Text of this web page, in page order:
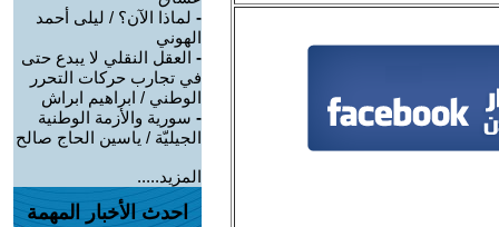
- لماذا الآن؟ / ليلى أحمد
الهوني
- العقل النقلي لا يبدع حتى
في تجارب حركات التحرر
الوطني / ابراهيم ابراش
- سورية والأزمة الوطنية
الجيليّة / ياسين الحاج صالح
المزيد.....
احدث الأخبار المهمة